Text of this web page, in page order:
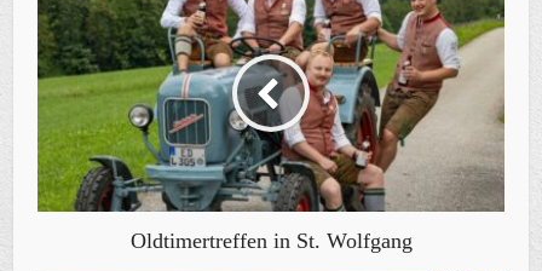
Oldtimertreffen in St. Wolfgang